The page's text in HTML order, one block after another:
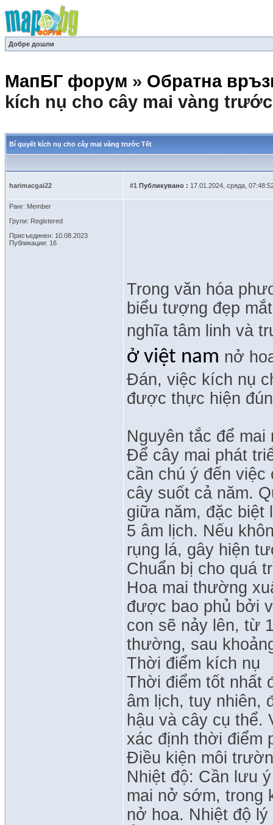
Добре дошли
МапБГ форум » Обратна
kích nụ cho cây mai vàng
Bí quyết kích nụ cho cây mai vàng trước Tết
harimacgai22 #1 Публикувано : 17.01.2024, сряда,
Ранг: Member
Групи: Registered
Присъединен: 10.08.2023
Публикации: 16
Trong văn hóa
biểu tượng đẹp
nghĩa tâm linh và
ở việt nam nở
Đán, việc kích nụ
được thực hiện
Nguyên tắc để mai
Để cây mai phát
cần chú ý đến
cây suốt cả năm.
giữa năm, đặc biệt
5 âm lịch. Nếu
rụng lá, gây hiện
Chuẩn bị cho quá
Hoa mai thường
được bao phủ bởi
con sẽ nảy lên, từ
thường, sau
Thời điểm kích nụ
Thời điểm tốt nhất
âm lịch, tuy nhiên,
hậu và cây cụ thể.
xác định thời điểm
Điều kiện môi
Nhiệt độ: Cần lưu
mai nở sớm, trong
nở hoa. Nhiệt độ